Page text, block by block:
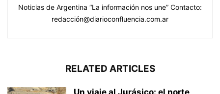
Noticias de Argentina “La información nos une” Contacto:
redacción@diarioconfluencia.com.ar
RELATED ARTICLES
Un viaje al Jurásico: el norte